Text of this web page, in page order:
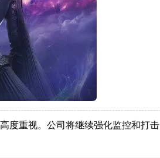
度重视。公司将继续强化监控和打击